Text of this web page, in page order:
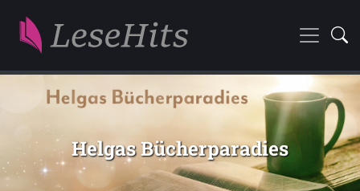
Helgas Bücherparadies